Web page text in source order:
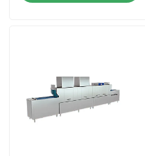
상업적 식기 세척기 기계